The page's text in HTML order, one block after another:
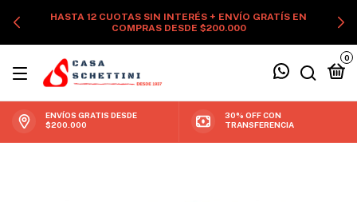
HASTA 12 CUOTAS SIN INTERÉS + ENVÍO GRATÍS EN
COMPRAS DESDE $200.000
0
ENVÍOS GRATIS DESDE
$200.000
30% OFF CON
TRANSFERENCIA